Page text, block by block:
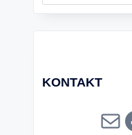
KONTAKT